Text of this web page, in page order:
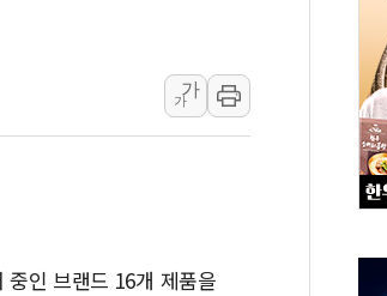
양주 섬유염색공장서 화재 1명 중상…대응 1단계 진
김정관 산업부 장관 "주 52시간 손봐야, 경쟁상대 中
해군 1함대 창설 80주년…지역과 함께하는 '선봉'의
보] 북, 원산서 동해로 단거리 탄도미사일 1발 발
우크라 드론 전술, 중남미 콜롬비아에 새 안보 위기
미 폐염산처리업체서 불 2시간30여분만에 진화...외
가
가
인 브랜드 16개 제품을